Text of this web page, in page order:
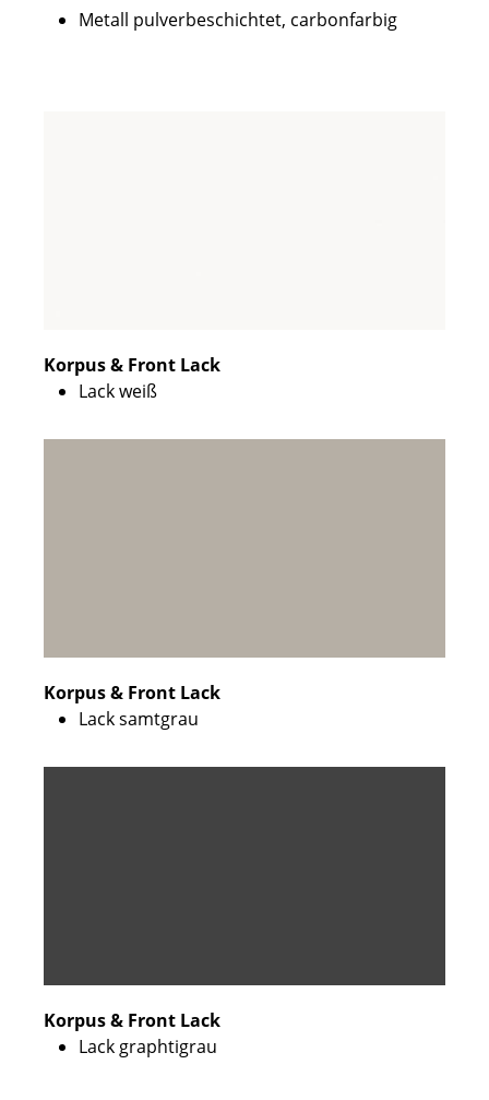
Metall pulverbeschichtet, carbonfarbig
Korpus & Front Lack
Lack weiß
Korpus & Front Lack
Lack samtgrau
Korpus & Front Lack
Lack graphtigrau